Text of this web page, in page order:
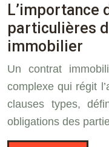
L’importance
particulières
immobilier
Un contrat
complexe qui régit
clauses types,
obligations des